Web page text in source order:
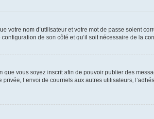
votre nom d’utilisateur et votre mot de passe soient
de son côté et qu’il soit nécessaire de la
que vous soyez inscrit afin de pouvoir publier des
l’envoi de courriels aux autres utilisateurs,